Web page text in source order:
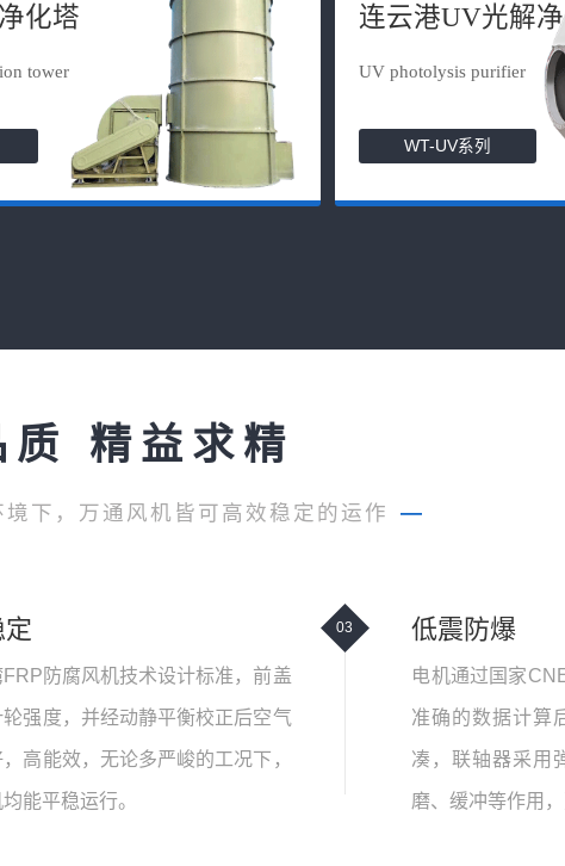
化塔
tower
连云港UV光解
UV photolysis purifier
WT-UV系列
质 精益求精
下，万通风机皆可高效稳定的运作 —
防腐风机技术设计标准，前盖
强度，并经动静平衡校正后空气
高能效，无论多严峻的工况下，
能平稳运行。
03 低震防爆
电机通过国家
准确的数据计算
凑，联轴器采用
磨、缓冲等作用，